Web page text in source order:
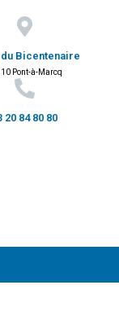
Bicentenaire
Pont-à-Marcq
20 84 80 80